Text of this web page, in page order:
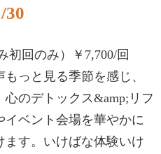
30
初回のみ）￥7,700/回
っと見る季節を感じ、
のデトックス&amp;リフ
イベント会場を華やかに
ます。いけばな体験いけ